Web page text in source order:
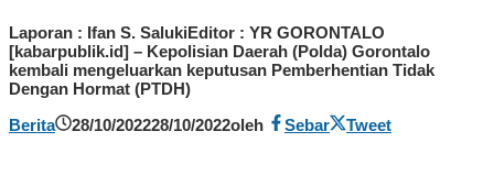
Laporan : Ifan S. SalukiEditor : YR GORONTALO
[kabarpublik.id] – Kepolisian Daerah (Polda) Gorontalo
kembali mengeluarkan keputusan Pemberhentian Tidak
Dengan Hormat (PTDH)
Berita
28/10/202228/10/2022oleh Sebar Tweet